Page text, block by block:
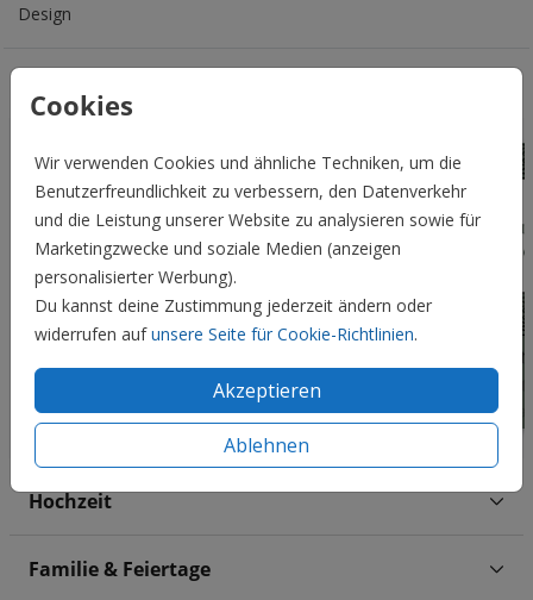
Cookies
Wir verwenden Cookies und ähnliche Techniken, um die
Benutzerfreundlichkeit zu verbessern, den Datenverkehr
und die Leistung unserer Website zu analysieren sowie für
Marketingzwecke und soziale Medien (anzeigen
personalisierter Werbung).
Du kannst deine Zustimmung jederzeit ändern oder
widerrufen aufunsere Seite für Cookie-Richtlinien.
Akzeptieren
Ablehnen
Design
Das könnte Euch auch gefallen
Hochzeit
Familie & Feiertage